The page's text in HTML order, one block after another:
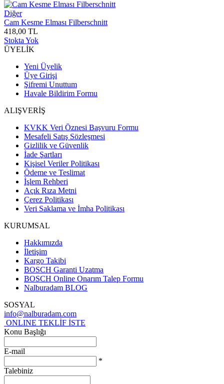
Diğer
Cam Kesme Elması Filberschnitt
418,00 TL
Stokta Yok
ÜYELİK
Yeni Üyelik
Üye Girişi
Şifremi Unuttum
Havale Bildirim Formu
ALIŞVERİŞ
KVKK Veri Öznesi Başvuru Formu
Mesafeli Satış Sözleşmesi
Gizlilik ve Güvenlik
İade Şartları
Kişisel Veriler Politikası
Ödeme ve Teslimat
İşlem Rehberi
Açık Rıza Metni
Çerez Politikası
Veri Saklama ve İmha Politikası
KURUMSAL
Hakkımızda
İletişim
Kargo Takibi
BOSCH Garanti Uzatma
BOSCH Online Onarım Talep Formu
Nalburadam BLOG
SOSYAL
info@nalburadam.com
ONLINE TEKLİF İSTE
Konu Başlığı
E-mail
*
Talebiniz